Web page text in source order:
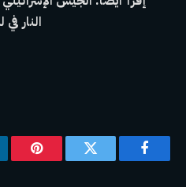
النار في
فيسبوك تويتر